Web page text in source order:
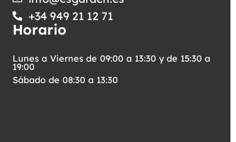
+34 949 21 12 71
Horario
Lunes a Viernes de 09:00 a 13:30 y de 15:30 a
19:00
Sábado de 08:30 a 13:30